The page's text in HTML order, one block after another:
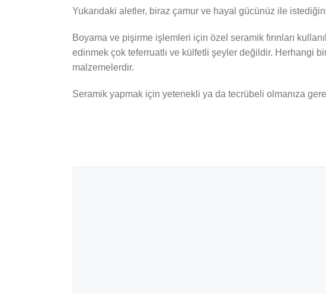
Yukarıdaki aletler, biraz çamur ve hayal gücünüz ile
Boyama ve pişirme işlemleri için özel seramik fırınları
edinmek çok teferruatlı ve külfetli şeyler değildir. Herhangi
malzemelerdir.
Seramik yapmak için yetenekli ya da tecrübeli olmanıza